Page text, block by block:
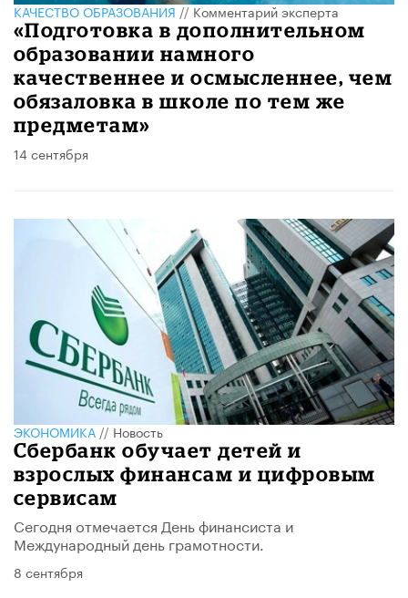
КАЧЕСТВО ОБРАЗОВАНИЯ//Комментарий эксперта
​«Подготовка в дополнительном
образовании намного
качественнее и осмысленнее, чем
обязаловка в школе по тем же
предметам»
14 сентября
ЭКОНОМИКА//Новость
​Сбербанк обучает детей и
взрослых финансам и цифровым
сервисам
Сегодня отмечается День финансиста и
Международный день грамотности.
8 сентября